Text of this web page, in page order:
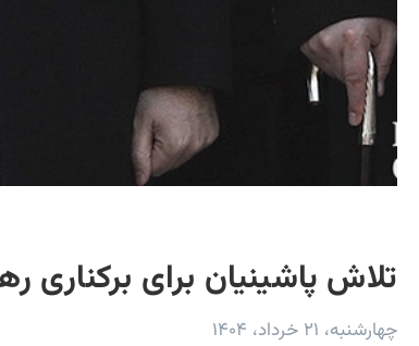
تلاش پاشینیان برای برکناری
چهارشنبه، ۲۱ خرداد، ۱۴۰۴